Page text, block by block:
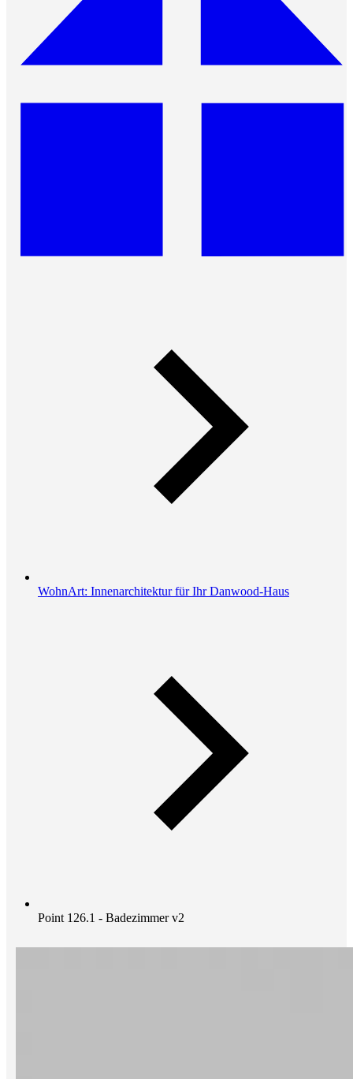
WohnArt: Innenarchitektur für Ihr Danwood-Haus
Point 126.1 - Badezimmer v2